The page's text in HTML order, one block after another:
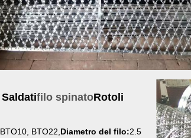
Saldatifilo spinatoRotoli
BTO10, BTO22, Diametro del filo:2.5